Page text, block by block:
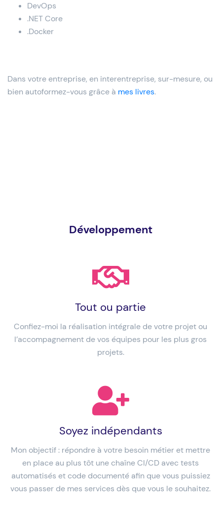
DevOps
.NET Core
.Docker
Dans votre entreprise, en interentreprise, sur-mesure, ou
bien autoformez-vous grâce à mes livres.
Développement
Tout ou partie
Confiez-moi la réalisation intégrale de votre projet ou
l’accompagnement de vos équipes pour les plus gros
projets.
Soyez indépendants
Mon objectif : répondre à votre besoin métier et mettre
en place au plus tôt une chaîne CI/CD avec tests
automatisés et code documenté afin que vous puissiez
vous passer de mes services dès que vous le souhaitez.